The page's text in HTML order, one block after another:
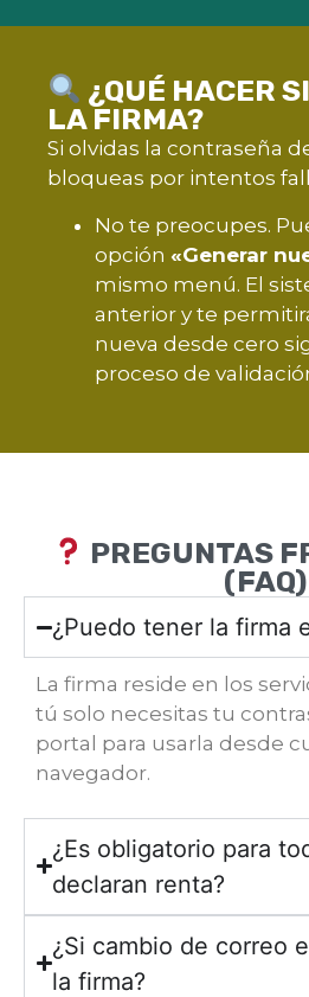
¿QUÉ HACER
LA FIRMA?
Si olvidas la contraseña
bloqueas por intentos
No te preocupes.
opción «Generar
mismo menú. El
anterior y te
nueva desde cero
proceso de
PREGUNTAS
(FAQ)
¿Puedo tener la firma
La firma reside en los
tú solo necesitas tu
portal para usarla desde
navegador.
¿Es obligatorio para
declaran renta?
¿Si cambio de correo
la firma?